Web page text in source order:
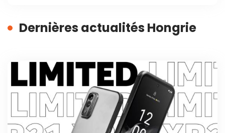
Dernières actualités Hongrie